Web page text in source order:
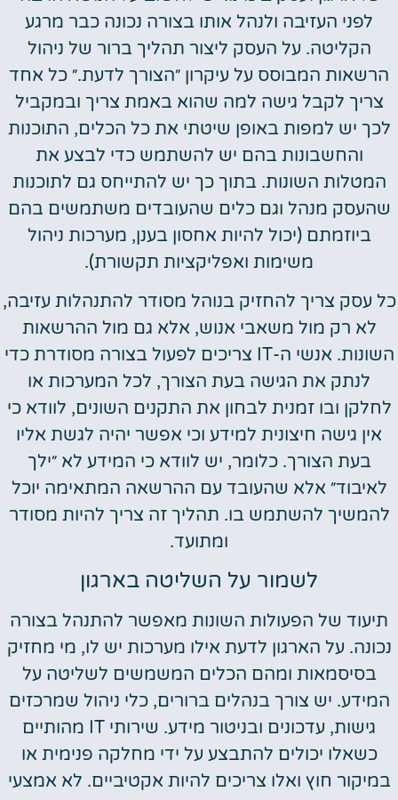
לפני העזיבה ולנהל אותו בצורה נכונה כבר מרגע
הקליטה. על העסק ליצור תהליך ברור של ניהול
הרשאות המבוסס על עיקרון ״הצורך לדעת.״ כל אחד
צריך לקבל גישה למה שהוא באמת צריך ובמקביל
לכך יש למפות באופן שיטתי את כל הכלים, התוכנות
והחשבונות בהם יש להשתמש כדי לבצע את
המטלות השונות. בתוך כך יש להתייחס גם לתוכנות
שהעסק מנהל וגם כלים שהעובדים משתמשים בהם
ביוזמתם (יכול להיות אחסון בענן, מערכות ניהול
משימות ואפליקציות תקשורת).
כל עסק צריך להחזיק בנוהל מסודר להתנהלות עזיבה,
לא רק מול משאבי אנוש, אלא גם מול ההרשאות
השונות. אנשי ה-IT צריכים לפעול בצורה מסודרת כדי
לנתק את הגישה בעת הצורך, לכל המערכות או
לחלקן ובו זמנית לבחון את התקנים השונים, לוודא כי
אין גישה חיצונית למידע וכי אפשר יהיה לגשת אליו
בעת הצורך. כלומר, יש לוודא כי המידע לא ״ילך
לאיבוד״ אלא שהעובד עם ההרשאה המתאימה יוכל
להמשיך להשתמש בו. תהליך זה צריך להיות מסודר
ומתועד.
לשמור על השליטה בארגון
תיעוד של הפעולות השונות מאפשר להתנהל בצורה
נכונה. על הארגון לדעת אילו מערכות יש לו, מי מחזיק
בסיסמאות ומהם הכלים המשמשים לשליטה על
המידע. יש צורך בנהלים ברורים, כלי ניהול שמרכזים
גישות, עדכונים ובניטור מידע. שירותי IT מהותיים
כשאלו יכולים להתבצע על ידי מחלקה פנימית או
במיקור חוץ ואלו צריכים להיות אקטיביים. לא אמצעי